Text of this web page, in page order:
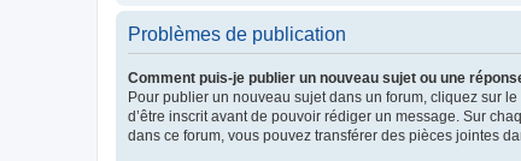
Problèmes de publication
Comment puis-je publier un nouveau sujet ou une
Pour publier un nouveau sujet dans un forum, cliquez sur
d’être inscrit avant de pouvoir rédiger un message. Sur
dans ce forum, vous pouvez transférer des pièces jointes